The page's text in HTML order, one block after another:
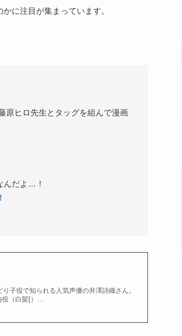
に注目が集まっています。
原ヒロ先生とタッグを組んで漫画
んだよ…！
子役で知られる人気声優の井澤詩織さん。
（白髪[）…